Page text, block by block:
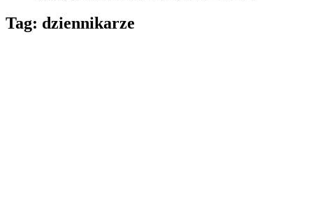
Tag: dziennikarze